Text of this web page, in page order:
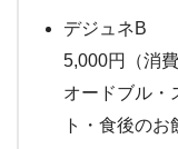
デジュネB
5,000円（消
オードブル・
ト・食後のお